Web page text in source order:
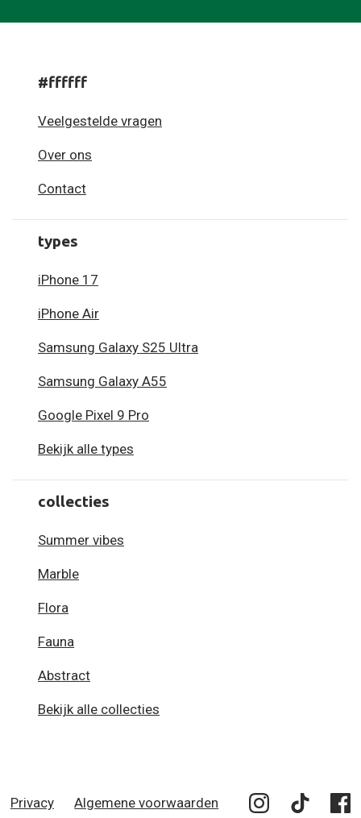
#ffffff
Veelgestelde vragen
Over ons
Contact
types
iPhone 17
iPhone Air
Samsung Galaxy S25 Ultra
Samsung Galaxy A55
Google Pixel 9 Pro
Bekijk alle types
collecties
Summer vibes
Marble
Flora
Fauna
Abstract
Bekijk alle collecties
Privacy Algemene voorwaarden